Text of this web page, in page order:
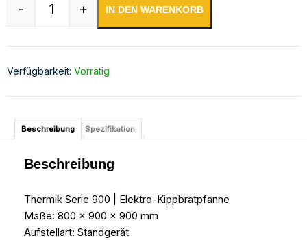
Thermik Serie 900 I Elektro-Kippbratpfanne I
- + IN DEN WARENKORB
Verfügbarkeit: Vorrätig
Beschreibung Spezifikation
Beschreibung
Thermik Serie 900 | Elektro-Kippbratpfanne
Maße: 800 x 900 x 900 mm
Aufstellart: Standgerät